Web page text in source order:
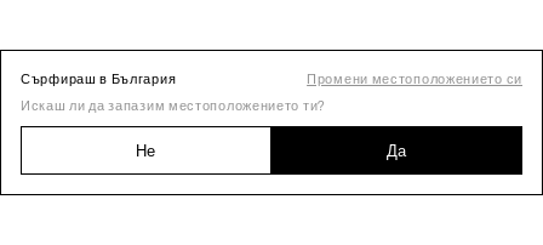
Сърфираш в България
Промени местоположението си
Искаш ли да запазим местоположението ти?
Не Да